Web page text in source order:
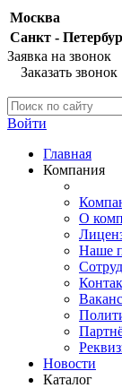
Москва
Санкт -
Заявка на звонок
Заказать звонок
Войти
Главная
Компания
О
Наше
Новости
Каталог